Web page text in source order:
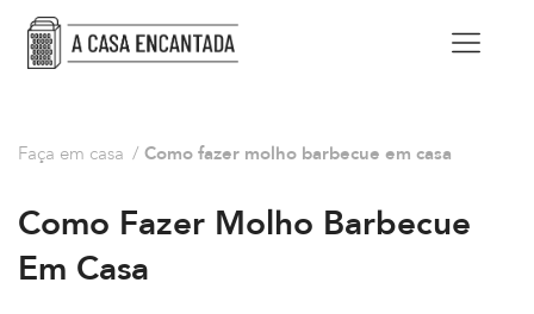
Faça em casa / Como fazer molho barbecue em casa
Como Fazer Molho Barbecue
Em Casa